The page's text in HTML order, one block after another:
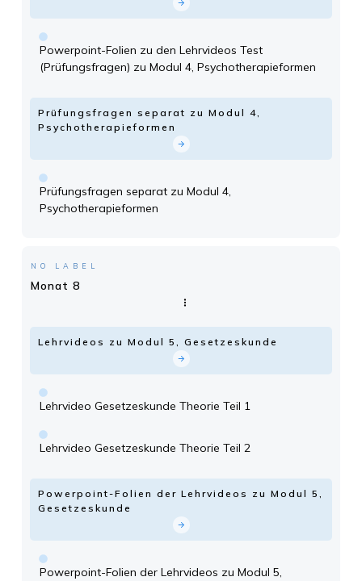
Powerpoint-Folien zu den Lehrvideos Test
(Prüfungsfragen) zu Modul 4, Psychotherapieformen
Prüfungsfragen separat zu Modul 4,
Psychotherapieformen
Prüfungsfragen separat zu Modul 4,
Psychotherapieformen
NO LABEL
Monat 8
Lehrvideos zu Modul 5, Gesetzeskunde
Lehrvideo Gesetzeskunde Theorie Teil 1
Lehrvideo Gesetzeskunde Theorie Teil 2
Powerpoint-Folien der Lehrvideos zu Modul 5,
Gesetzeskunde
Powerpoint-Folien der Lehrvideos zu Modul 5,